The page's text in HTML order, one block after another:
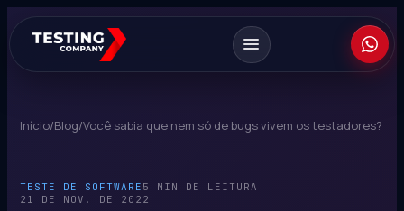
Início/Blog/Você sabia que nem só de bugs vivem os testadores?
TESTE DE SOFTWARE 5 MIN DE LEITURA
21 DE NOV. DE 2022